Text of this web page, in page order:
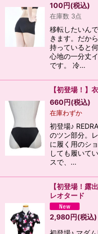
並び順
100円(税込)
在庫数 3点
移転したいん
きます。だか
持っていると
心地の一分丈
です。 冷…
【初登場！
660円(税込)
在庫わずか
初登場♪
のツン部分。
に履く用のシ
しても履いて
スで、…
【初登場！
レオタード
2,980円(税込)